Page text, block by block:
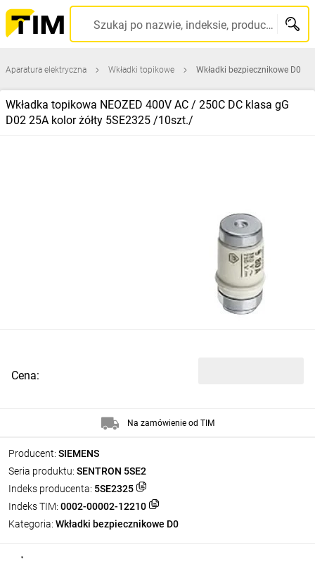
Szukaj po nazwie, indeksie, producencie, kodzie kreskowym...
Aparatura elektryczna Wkładki topikowe Wkładki bezpiecznikowe D0
Wkładka topikowa NEOZED 400V AC / 250C DC klasa gG
D02 25A kolor żółty 5SE2325 /10szt./
Producent: SIEMENS
Seria produktu: SENTRON 5SE2
Indeks producenta: 5SE2325
Indeks TIM: 0002-00002-12210
Kategoria: Wkładki bezpiecznikowe D0
Cena:
Na zamówienie od TIM